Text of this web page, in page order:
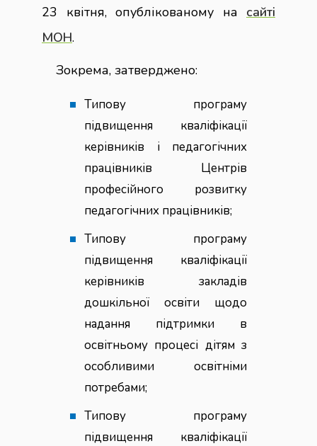
23 квітня, опублікованому на сайті
МОН.
Зокрема, затверджено:
Типову програму
підвищення кваліфікації
керівників і педагогічних
працівників Центрів
професійного розвитку
педагогічних працівників;
Типову програму
підвищення кваліфікації
керівників закладів
дошкільної освіти щодо
надання підтримки в
освітньому процесі дітям з
особливими освітніми
потребами;
Типову програму
підвищення кваліфікації